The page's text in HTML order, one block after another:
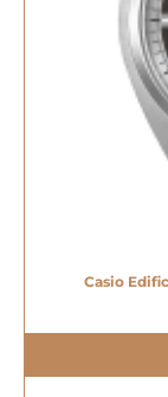
Casio